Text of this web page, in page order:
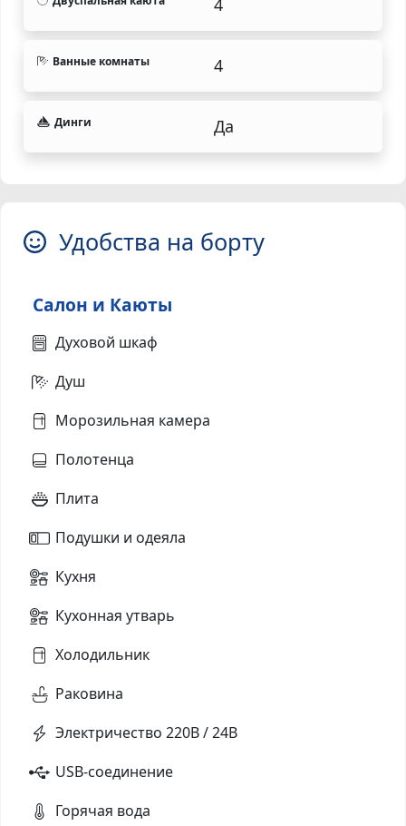
4
Ванные комнаты 4
Динги Да
Удобства на борту
Салон и Каюты
Духовой шкаф
Душ
Морозильная камера
Полотенца
Плита
Подушки и одеяла
Кухня
Кухонная утварь
Холодильник
Раковина
Электричество 220В / 24В
USB-соединение
Горячая вода